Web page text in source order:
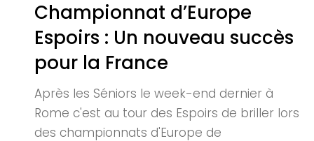
Championnat d’Europe
Espoirs : Un nouveau succès
pour la France
Après les Séniors le week-end dernier à
Rome c'est au tour des Espoirs de briller lors
des championnats d'Europe de